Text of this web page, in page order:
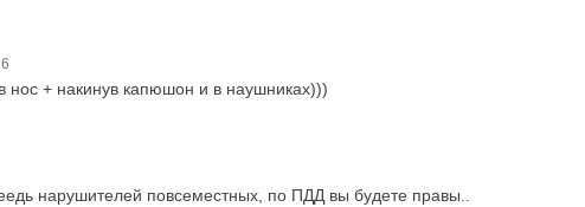
нос + накинув капюшон и в наушниках)))
нарушителей повсеместных, по ПДД вы будете правы..